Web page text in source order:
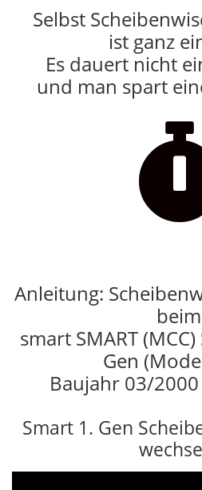
Selbst
ist ganz
Es dauert nicht
und man spart
Anleitung:
beim
smart SMART
Gen
Baujahr 03/
Smart 1. Gen